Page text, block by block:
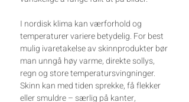
I nordisk klima kan værforhold og
temperaturer variere betydelig. For best
mulig ivaretakelse av skinnprodukter bør
man unngå høy varme, direkte sollys,
regn og store temperatursvingninger.
Skinn kan med tiden sprekke, få flekker
eller smuldre – særlig på kanter,